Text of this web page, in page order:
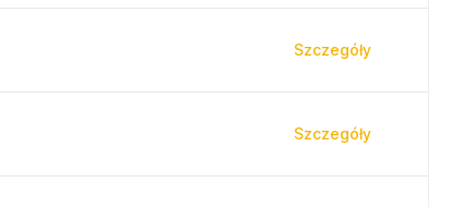
Szczegóły
Szczegóły